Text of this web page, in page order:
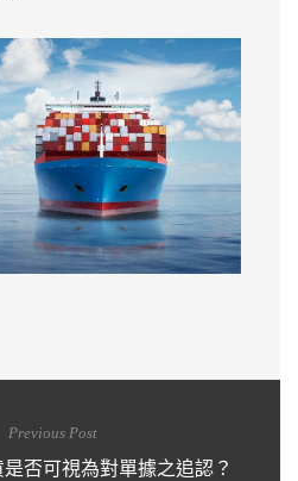
Previous Post
否可視為對單據之追認？